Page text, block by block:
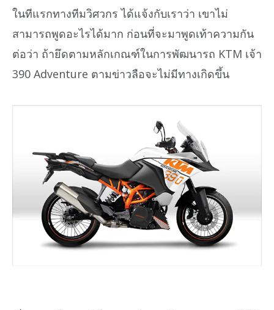
ในทีแรกทางทีมวิศวกร ได้แจ้งกับเราว่า เขาไม่
สามารถพูดอะไรได้มาก ก่อนที่จะมาพูดเท้าความกัน
ต่อว่า ถ้ายึดตามหลักเกณฑ์ในการพัฒนารถ KTM เจ้า
390 Adventure ตามข่าวลือจะไม่มีทางเกิดขึ้น